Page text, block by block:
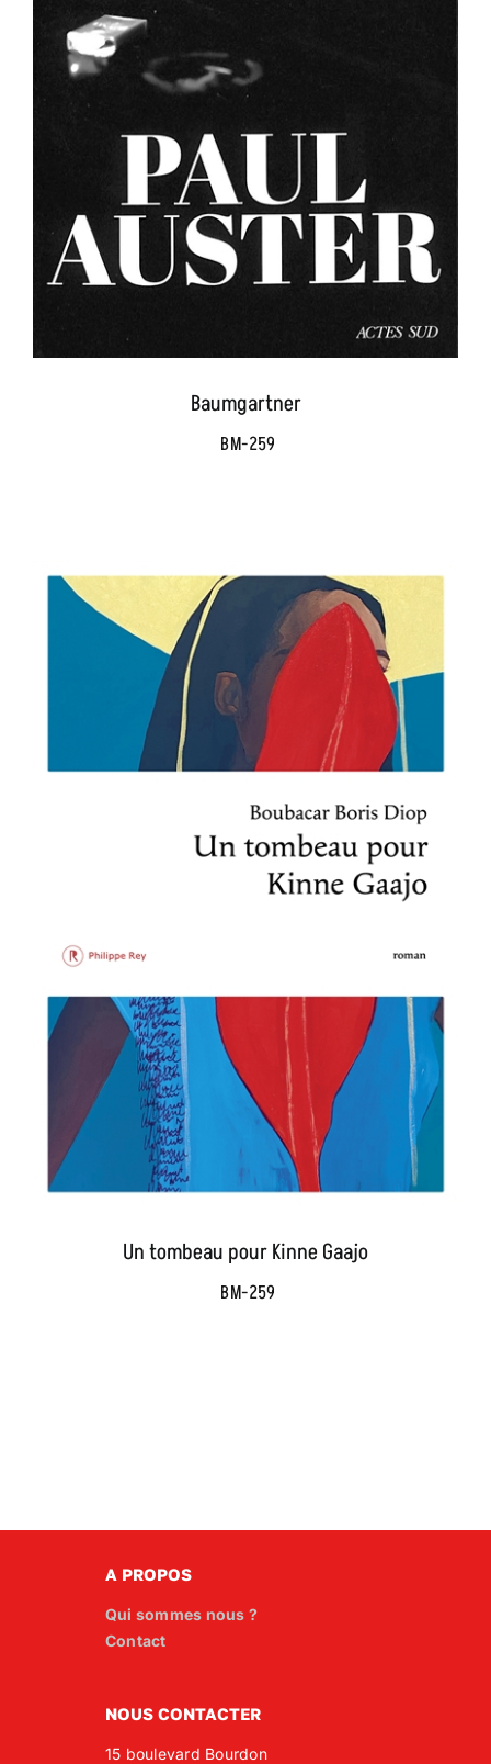
Baumgartner
BM-259
Un tombeau pour Kinne Gaajo
BM-259
A PROPOS
Qui sommes nous ?
Contact
NOUS CONTACTER
15 boulevard Bourdon